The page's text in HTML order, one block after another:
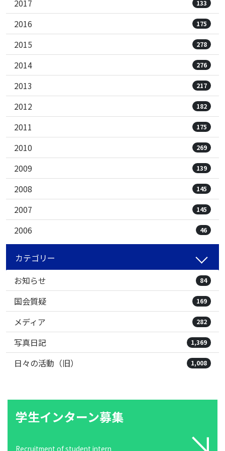
2017 133
2016 175
2015 278
2014 276
2013 217
2012 182
2011 175
2010 269
2009 139
2008 145
2007 145
2006 46
カテゴリー
お知らせ
84
国会質疑 169
メディア 282
写真日記 1,369
日々の活動（旧） 1,008
学生インターン募集
Recruitment of student intern